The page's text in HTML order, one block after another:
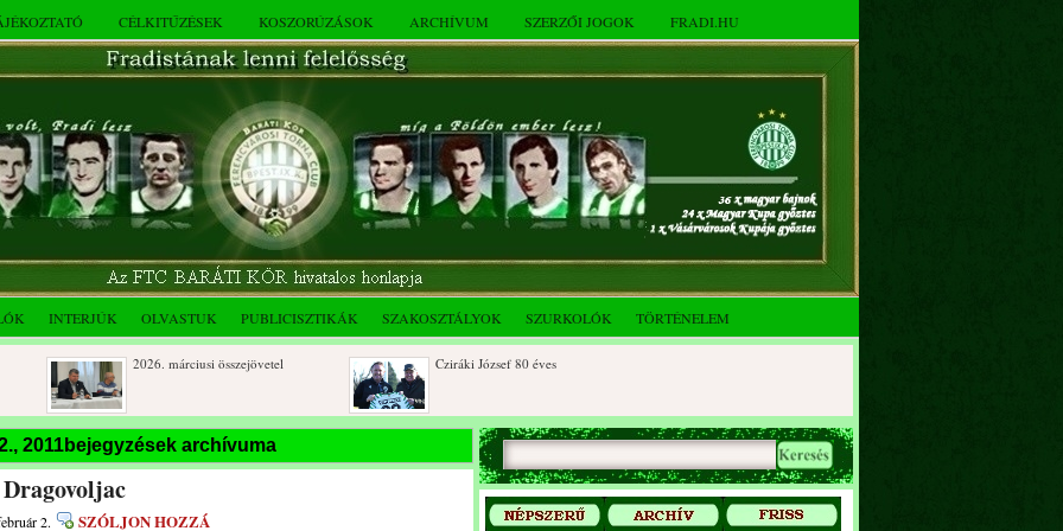
CÉLKITŰZÉSEK KOSZORÚZÁSOK ARCHÍVUM SZERZŐI JOGOK FRADI.HU
INTERJÚK OLVASTUK PUBLICISZTIKÁK SZAKOSZTÁLYOK SZURKOLÓK TÖRTÉNELEM
2026. márciusi összejövetel Cziráki József 80 éves
Rendkívüli közgyűlés és a 2025.
novemberi összejövetel
Dálnoki József 90 éves
2011bejegyzések archívuma
2. SZÓLJON HOZZÁ